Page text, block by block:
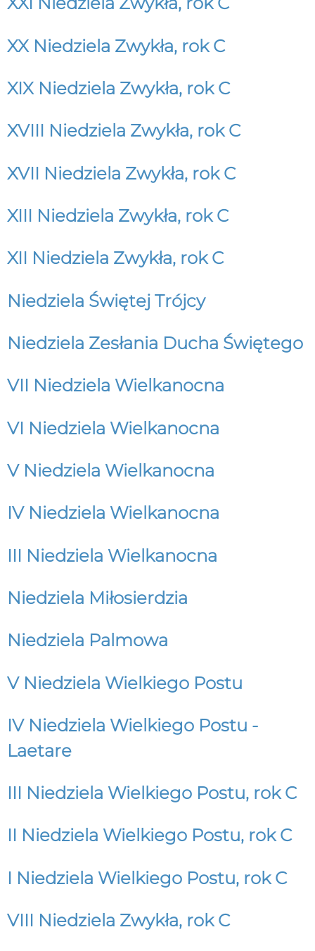
XX Niedziela Zwykła, rok C
XIX Niedziela Zwykła, rok C
XVIII Niedziela Zwykła, rok C
XVII Niedziela Zwykła, rok C
XIII Niedziela Zwykła, rok C
XII Niedziela Zwykła, rok C
Niedziela Świętej Trójcy
Niedziela Zesłania Ducha Świętego
VII Niedziela Wielkanocna
VI Niedziela Wielkanocna
V Niedziela Wielkanocna
IV Niedziela Wielkanocna
III Niedziela Wielkanocna
Niedziela Miłosierdzia
Niedziela Palmowa
V Niedziela Wielkiego Postu
IV Niedziela Wielkiego Postu -
Laetare
III Niedziela Wielkiego Postu, rok C
II Niedziela Wielkiego Postu, rok C
I Niedziela Wielkiego Postu, rok C
VIII Niedziela Zwykła, rok C